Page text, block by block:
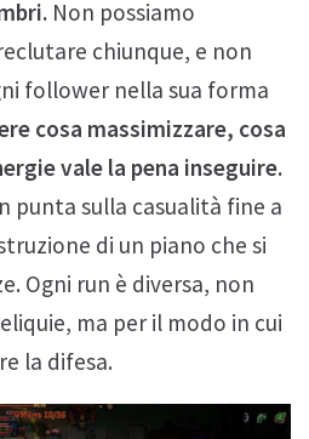
Non possiamo
chiunque, e non
follower nella sua forma
cosa massimizzare, cosa
vale la pena inseguire.
punta sulla casualità fine a
di un piano che si
Ogni run è diversa, non
ma per il modo in cui
la difesa.